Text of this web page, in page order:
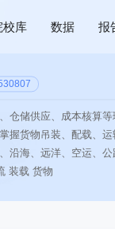
校库 数据 报
仓储供应、成本核算
握货物吊装、配载、
沿海、远洋、空运、
装载 货物